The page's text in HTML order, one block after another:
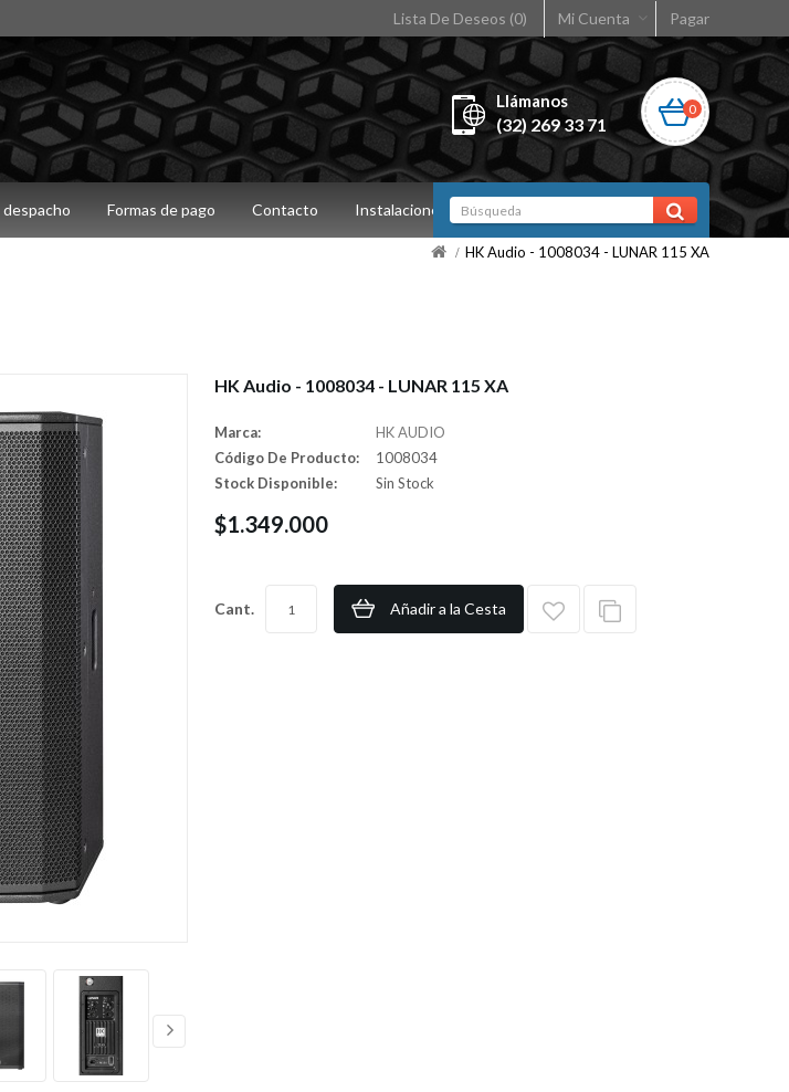
Lista De Deseos (0) Mi Cuenta Pagar
Llámanos
(32) 269 33 71
0
Formas de pago Contacto Instalaciones
HK Audio - 1008034 - LUNAR 115 XA
HK Audio - 1008034 - LUNAR 115 XA
Marca:
HK AUDIO
Código De Producto:
1008034
Stock Disponible:
Sin Stock
$1.349.000
Cant. Añadir a la Cesta